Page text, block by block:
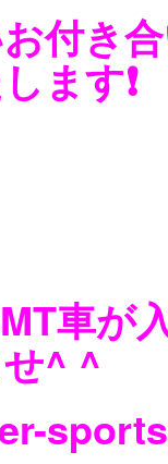
付き
ます❗️
車が
^ ^